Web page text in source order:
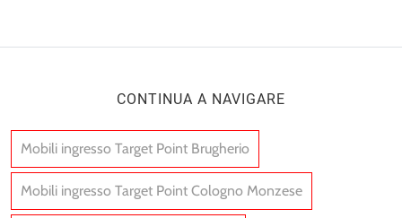
CONTINUA A NAVIGARE
Mobili ingresso Target Point Brugherio
Mobili ingresso Target Point Cologno Monzese